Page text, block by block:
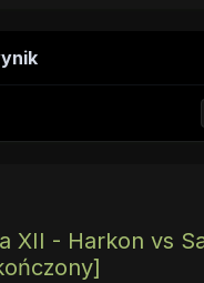
XII - Harkon vs